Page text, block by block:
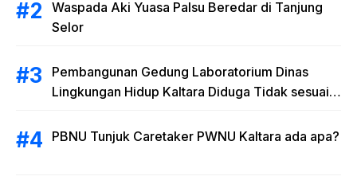
Waspada Aki Yuasa Palsu Beredar di Tanjung
Selor
Pembangunan Gedung Laboratorium Dinas
Lingkungan Hidup Kaltara Diduga Tidak sesuai
PBNU Tunjuk Caretaker PWNU Kaltara ada apa?